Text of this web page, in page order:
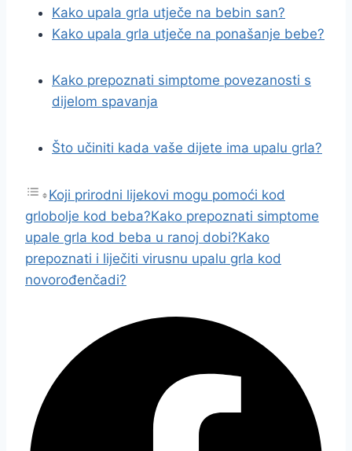
Kako upala grla utječe na bebin san?
Kako upala grla utječe na ponašanje bebe?
Kako prepoznati simptome povezanosti s
dijelom spavanja
Što učiniti kada vaše dijete ima upalu grla?
Koji prirodni lijekovi mogu pomoći kod
grlobolje kod beba?Kako prepoznati simptome
upale grla kod beba u ranoj dobi?Kako
prepoznati i liječiti virusnu upalu grla kod
novorođenčadi?